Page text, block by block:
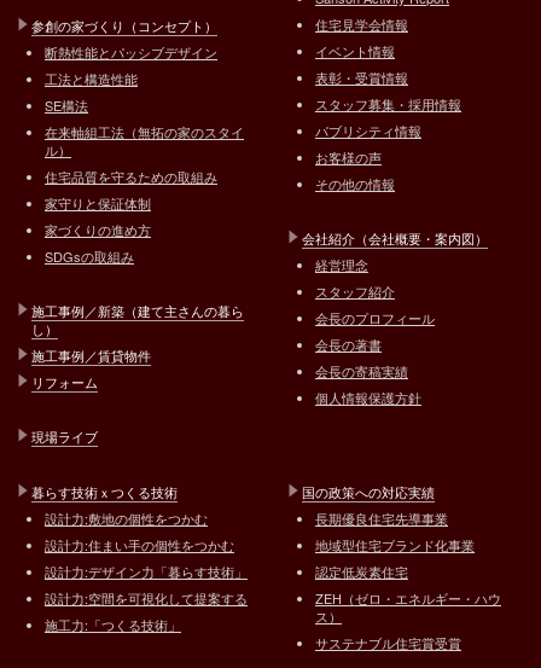
参創の家づくり（コンセプト）
断熱性能とパッシブデザイン
工法と構造性能
SE構法
在来軸組工法（無拓の家のスタイ
ル）
住宅品質を守るための取組み
家守りと保証体制
家づくりの進め方
SDGsの取組み
施工事例／新築（建て主さんの暮ら
し）
施工事例／賃貸物件
リフォーム
現場ライブ
住宅見学会情報
イベント情報
表彰・受賞情報
スタッフ募集・採用情報
パブリシティ情報
お客様の声
その他の情報
会社紹介（会社概要・案内図）
経営理念
スタッフ紹介
会長のプロフィール
会長の著書
会長の寄稿実績
個人情報保護方針
暮らす技術ｘつくる技術
設計力:敷地の個性をつかむ
設計力:住まい手の個性をつかむ
設計力:デザイン力「暮らす技術」
設計力:空間を可視化して提案する
施工力:「つくる技術」
国の政策への対応実績
長期優良住宅先導事業
地域型住宅ブランド化事業
認定低炭素住宅
ZEH（ゼロ・エネルギー・ハウ
ス）
サステナブル住宅賞受賞